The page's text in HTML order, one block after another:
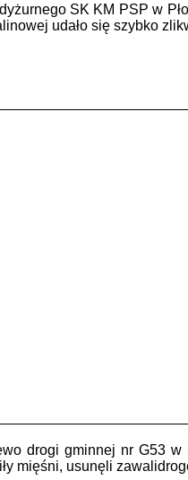
SK KM PSP w
udało się szybko
drogi gminnej nr G53
mięśni, usunęli